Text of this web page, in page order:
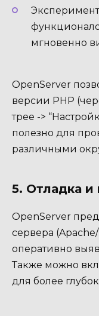
мгновенно
OpenServer
версии PHP
трее ->
полезно для
различными
5. Отладка и
OpenServer
сервера
оперативно
Также можно
для более